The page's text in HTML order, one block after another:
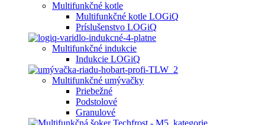
Multifunkčné kotle
Multifunkčné kotle LOGiQ
Príslušenstvo LOGiQ
Multifunkčné indukcie
Indukcie LOGiQ
Multifunkčné umývačky
Priebežné
Podstolové
Granulové